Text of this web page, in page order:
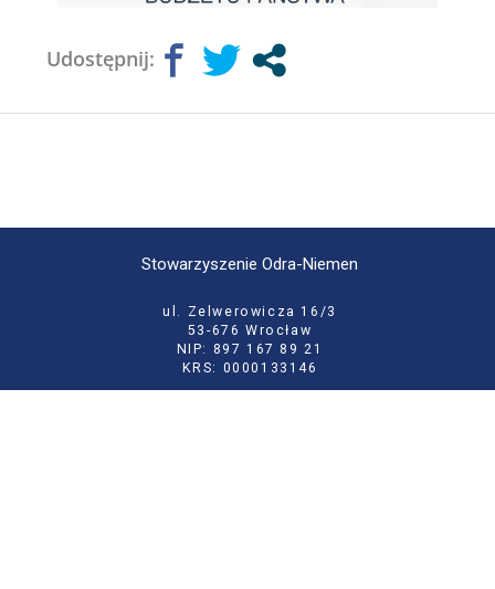
Udostępnij:
Stowarzyszenie Odra-Niemen
ul. Zelwerowicza 16/3
53-676 Wrocław
NIP: 897 167 89 21
KRS: 0000133146